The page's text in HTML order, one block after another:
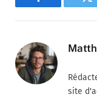
Facebook
site